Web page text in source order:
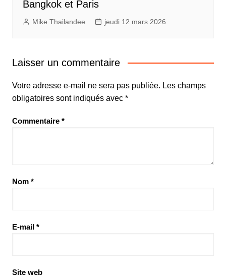
Bangkok et Paris
Mike Thailandee jeudi 12 mars 2026
Laisser un commentaire
Votre adresse e-mail ne sera pas publiée. Les champs
obligatoires sont indiqués avec *
Commentaire *
Nom *
E-mail *
Site web